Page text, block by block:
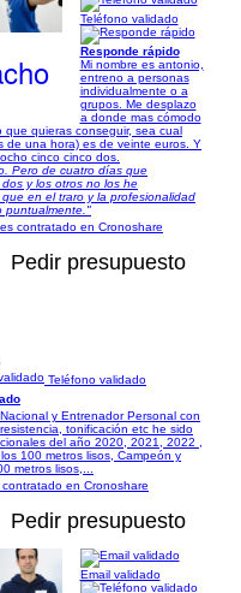
Teléfono validado
Responde rápido
Mi nombre es antonio,
entreno a personas
individualmente o a
grupos. Me desplazo
a donde mas cómodo
quieras conseguir, sea cual
de una hora) es de veinte euros. Y
cinco cinco dos.
Pero de cuatro días que
y los otros no los he
en el traro y la profesionalidad
puntualmente."
contratado en Cronoshare
Pedir presupuesto
Teléfono validado
y Entrenador Personal con
tonificación etc he sido
del año 2020, 2021, 2022 ,
100 metros lisos, Campeón y
metros lisos,...
en Cronoshare
Pedir presupuesto
Email validado